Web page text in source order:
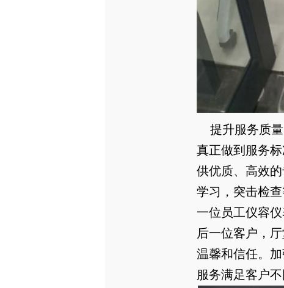
提升服务质量
真正做到服务
供优质、高效
学习，突击检
一位员工仪容
后一位客户，
温馨和信任。
服务满足客户不